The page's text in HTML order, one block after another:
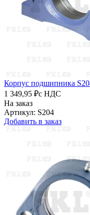
Корпус подшипника
1 349,95 ₽с НДС
На заказ
Артикул: S204
Добавить в заказ